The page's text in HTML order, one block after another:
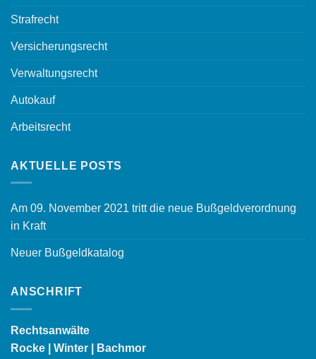
Strafrecht
Versicherungsrecht
Verwaltungsrecht
Autokauf
Arbeitsrecht
AKTUELLE POSTS
Am 09. November 2021 tritt die neue Bußgeldverordnung
in Kraft
Neuer Bußgeldkatalog
ANSCHRIFT
Rechtsanwälte
Rocke | Winter | Bachmor